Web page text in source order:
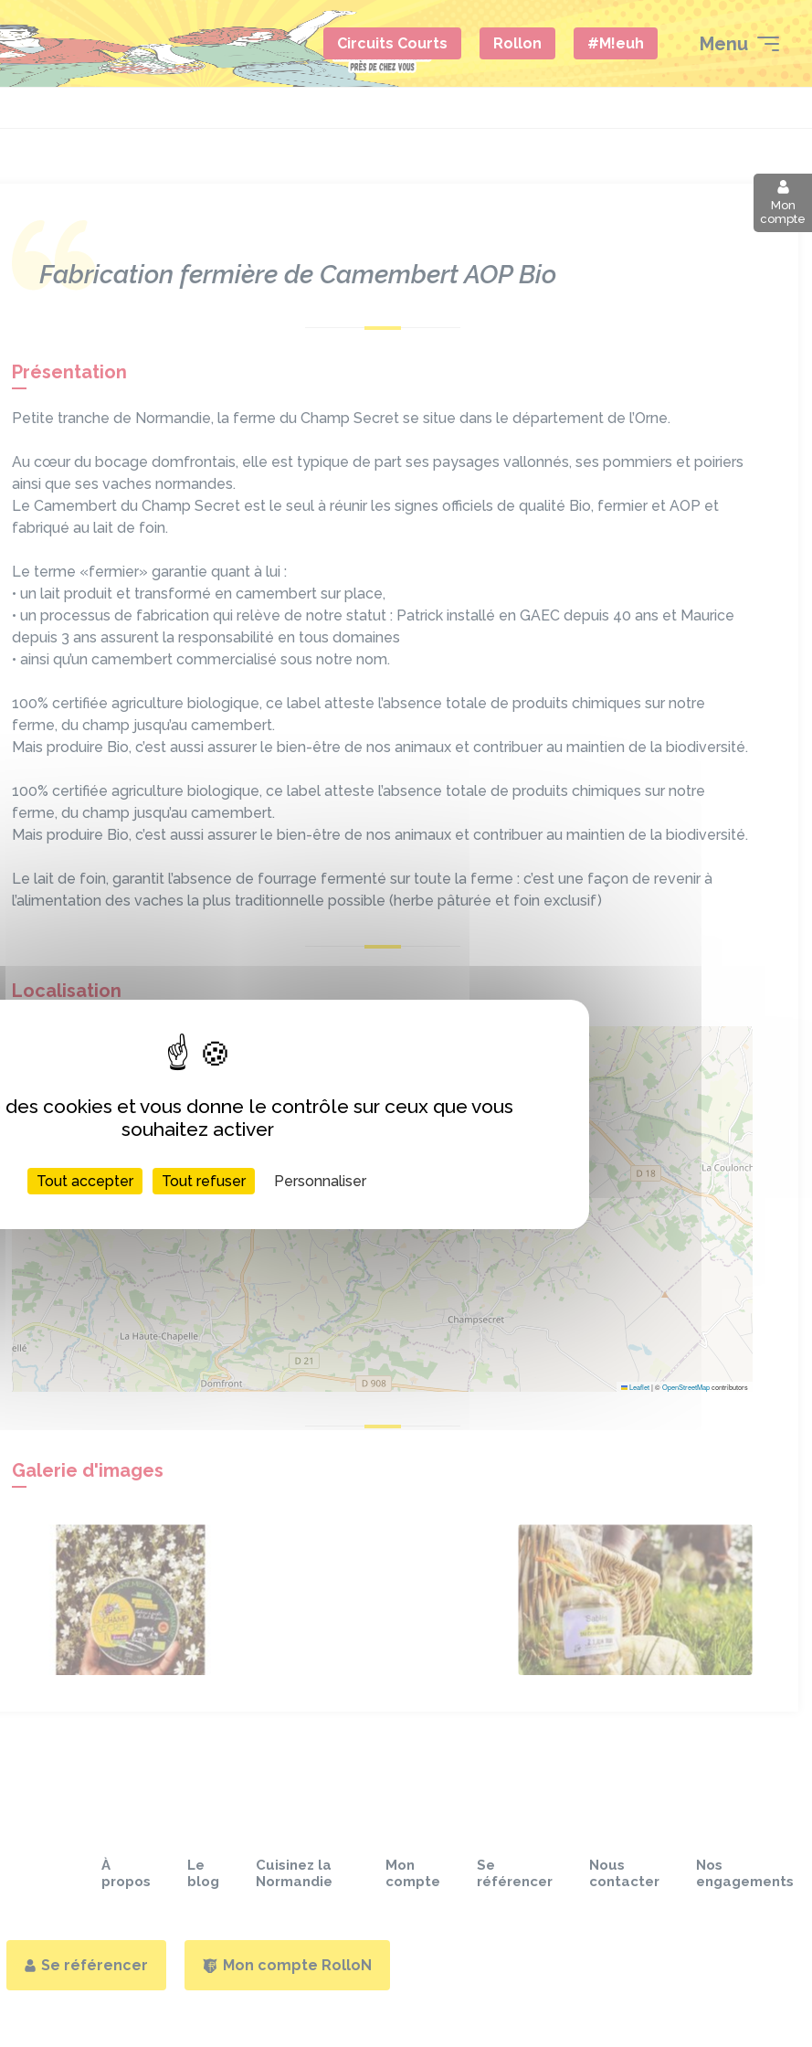
Circuits Courts Rollon #M!euh Menu
Mon
compte
Fabrication fermière de Camembert AOP Bio
Présentation
Petite tranche de Normandie, la ferme du Champ Secret se situe dans le département de l’Orne.
Au cœur du bocage domfrontais, elle est typique de part ses paysages vallonnés, ses pommiers et poiriers
ainsi que ses vaches normandes.
Le Camembert du Champ Secret est le seul à réunir les signes officiels de qualité Bio, fermier et AOP et
fabriqué au lait de foin.
Le terme «fermier» garantie quant à lui :
• un lait produit et transformé en camembert sur place,
• un processus de fabrication qui relève de notre statut : Patrick installé en GAEC depuis 40 ans et Maurice
depuis 3 ans assurent la responsabilité en tous domaines
• ainsi qu’un camembert commercialisé sous notre nom.
100% certifiée agriculture biologique, ce label atteste l’absence totale de produits chimiques sur notre
ferme, du champ jusqu’au camembert.
Mais produire Bio, c’est aussi assurer le bien-être de nos animaux et contribuer au maintien de la biodiversité.
100% certifiée agriculture biologique, ce label atteste l’absence totale de produits chimiques sur notre
ferme, du champ jusqu’au camembert.
Mais produire Bio, c’est aussi assurer le bien-être de nos animaux et contribuer au maintien de la biodiversité.
Le lait de foin, garantit l’absence de fourrage fermenté sur toute la ferme : c’est une façon de revenir à
l’alimentation des vaches la plus traditionnelle possible (herbe pâturée et foin exclusif)
Localisation
Leaflet|©OpenStreetMapcontributors
Galerie d'images
À
propos
Le
blog
Cuisinez la
Normandie
Mon
compte
Se
référencer
Nous
contacter
Nos
engagements
Se référencer Mon compte RolloN
des cookies et vous donne le contrôle sur ceux que vous
souhaitez activer
Tout accepter Tout refuser Personnaliser